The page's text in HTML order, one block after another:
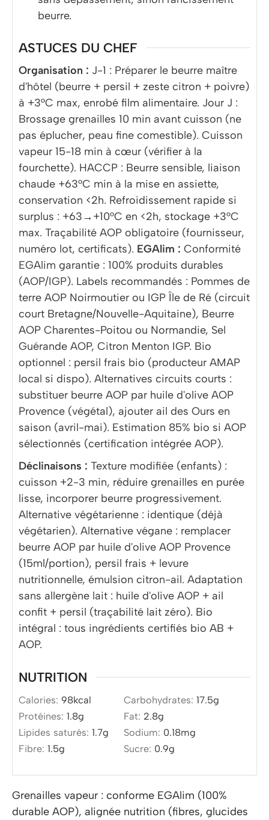
beurre.
ASTUCES DU CHEF
Organisation : J-1 : Préparer le beurre maître
d'hôtel (beurre + persil + zeste citron + poivre)
à +3°C max, enrobé film alimentaire. Jour J :
Brossage grenailles 10 min avant cuisson (ne
pas éplucher, peau fine comestible). Cuisson
vapeur 15-18 min à cœur (vérifier à la
fourchette). HACCP : Beurre sensible, liaison
chaude +63°C min à la mise en assiette,
conservation <2h. Refroidissement rapide si
surplus : +63→+10°C en <2h, stockage +3°C
max. Traçabilité AOP obligatoire (fournisseur,
numéro lot, certificats). EGAlim : Conformité
EGAlim garantie : 100% produits durables
(AOP/IGP). Labels recommandés : Pommes de
terre AOP Noirmoutier ou IGP Île de Ré (circuit
court Bretagne/Nouvelle-Aquitaine), Beurre
AOP Charentes-Poitou ou Normandie, Sel
Guérande AOP, Citron Menton IGP. Bio
optionnel : persil frais bio (producteur AMAP
local si dispo). Alternatives circuits courts :
substituer beurre AOP par huile d'olive AOP
Provence (végétal), ajouter ail des Ours en
saison (avril-mai). Estimation 85% bio si AOP
sélectionnés (certification intégrée AOP).
Déclinaisons : Texture modifiée (enfants) :
cuisson +2-3 min, réduire grenailles en purée
lisse, incorporer beurre progressivement.
Alternative végétarienne : identique (déjà
végétarien). Alternative végane : remplacer
beurre AOP par huile d'olive AOP Provence
(15ml/portion), persil frais + levure
nutritionnelle, émulsion citron-ail. Adaptation
sans allergène lait : huile d'olive AOP + ail
confit + persil (traçabilité lait zéro). Bio
intégral : tous ingrédients certifiés bio AB +
AOP.
NUTRITION
Calories: 98kcal Carbohydrates: 17.5g
Protéines: 1.8g Fat: 2.8g
Lipides saturés: 1.7g Sodium: 0.18mg
Fibre: 1.5g Sucre: 0.9g
Grenailles vapeur : conforme EGAlim (100%
durable AOP), alignée nutrition (fibres, glucides